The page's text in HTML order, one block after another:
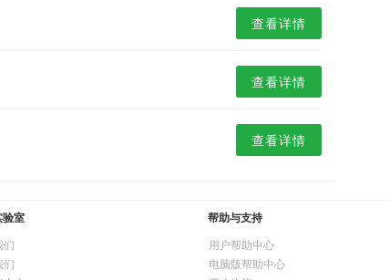
查看详情
查看详情
查看详情
室
们
们
帮助与支持
用户帮助中心
电脑版帮助中心